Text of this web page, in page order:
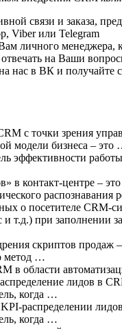
связи и заказа,
Viber или Telegram
личного менеджера,
отвечать на Ваши
нас в ВК и получайте
с точки зрения
модели бизнеса – это
эффективности
в контакт-центре –
распознавания
о посетителе CRM-
и т.д.) при заполнении
скриптов продаж
метод …
в области
лидов в
когда …
распределении
когда …